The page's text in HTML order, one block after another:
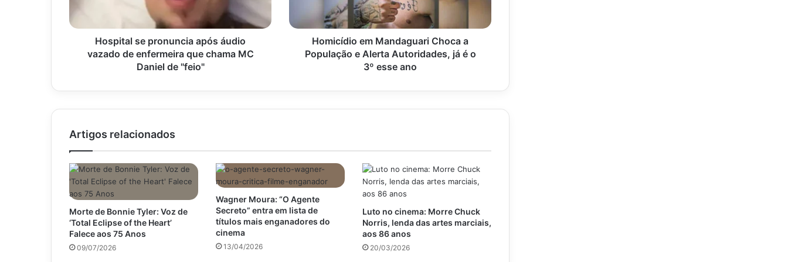
enfermeira
que
"feio"
Hospital se pronuncia após áudio
vazado de enfermeira que chama MC
Daniel de "feio"
Autoridades,
esse
Homicídio em Mandaguari Choca a
População e Alerta Autoridades, já é o
3º esse ano
Artigos relacionados
Morte de Bonnie Tyler: Voz de
‘Total Eclipse of the Heart’
Falece aos 75 Anos
09/07/2026
Wagner Moura: “O Agente
Secreto” entra em lista de
títulos mais enganadores do
cinema
13/04/2026
Luto no cinema: Morre Chuck
Norris, lenda das artes marciais,
aos 86 anos
20/03/2026